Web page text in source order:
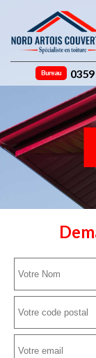
Bureau 03